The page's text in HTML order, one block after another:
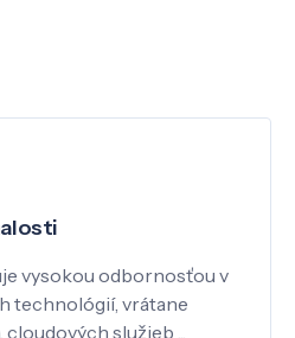
vysokou odbornosťou v
technológií, vrátane
služieb ...